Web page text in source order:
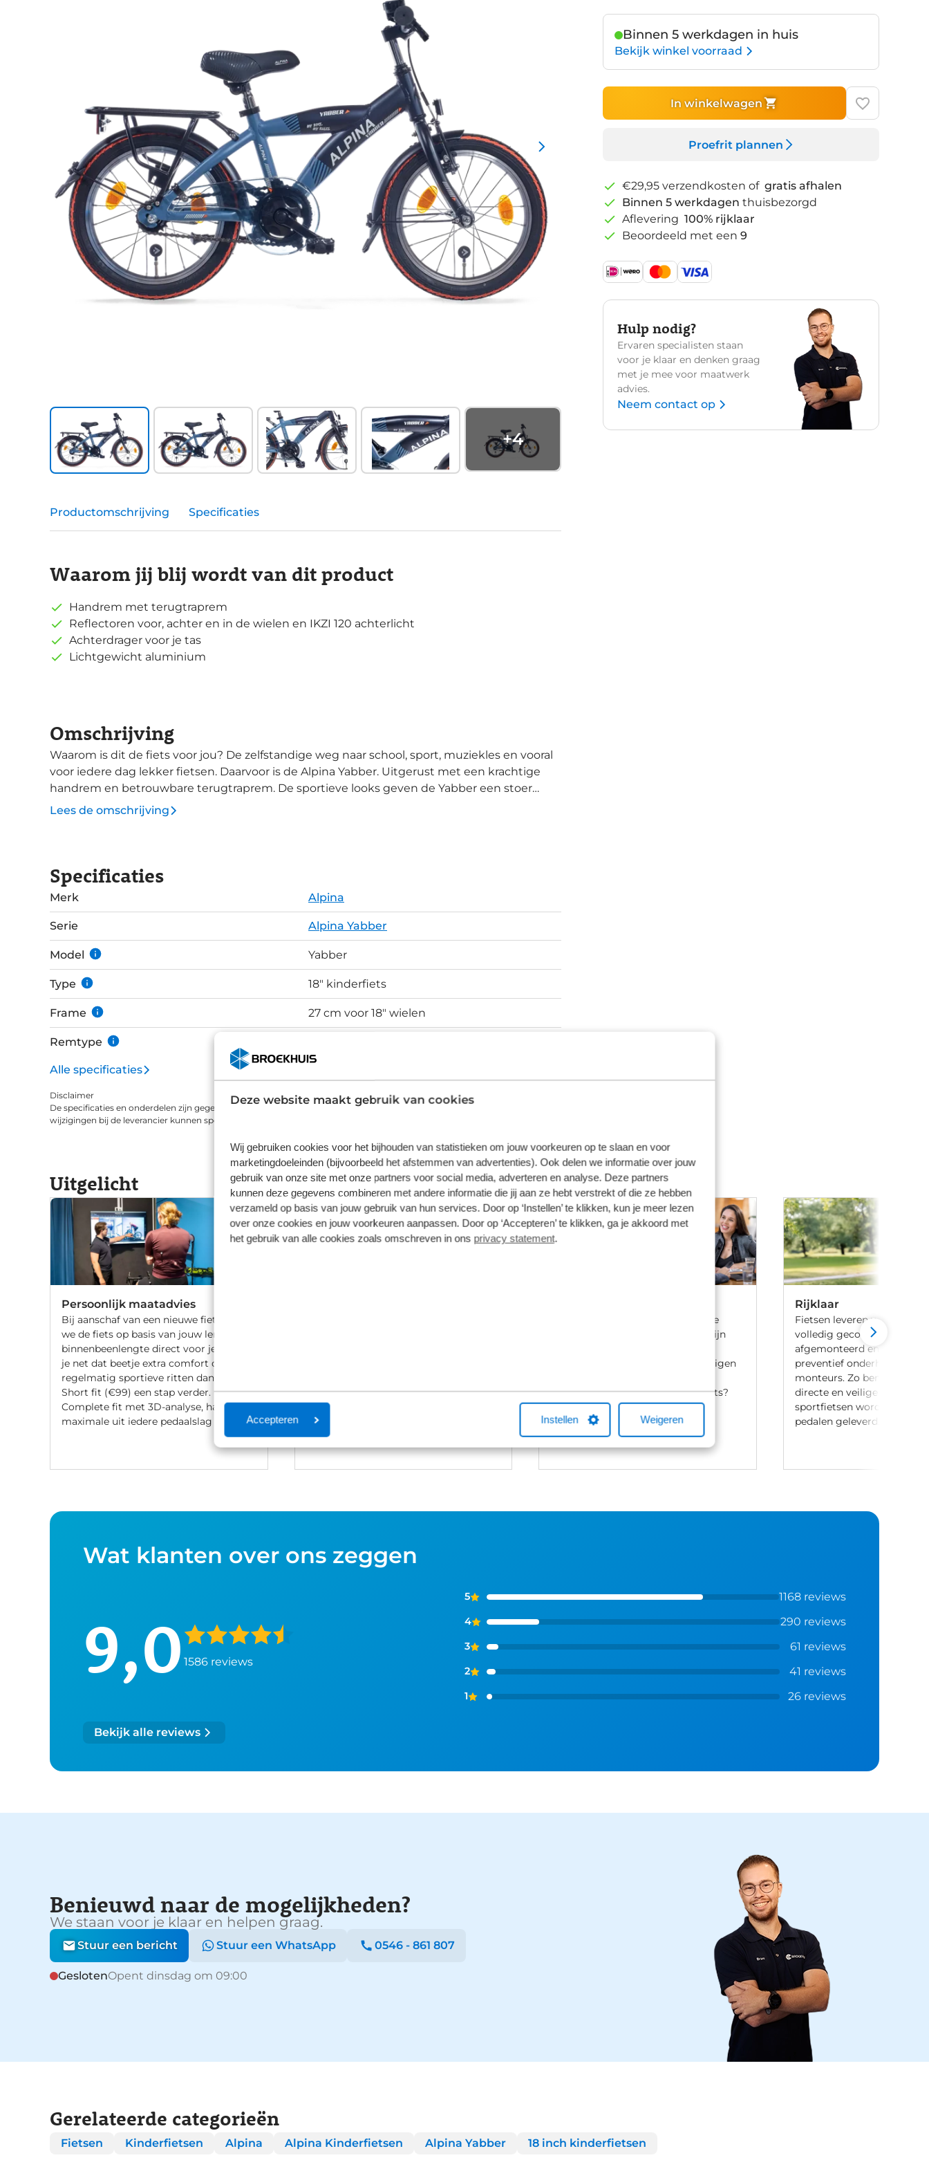
Deze website maakt gebruik van cookies
Wij gebruiken cookies voor het bijhouden van statistieken om jouw voorkeuren op te slaan en voor
marketingdoeleinden (bijvoorbeeld het afstemmen van advertenties). Ook delen we informatie over jouw
gebruik van onze site met onze partners voor social media, adverteren en analyse. Deze partners
kunnen deze gegevens combineren met andere informatie die jij aan ze hebt verstrekt of die ze hebben
verzameld op basis van jouw gebruik van hun services. Door op ‘Instellen’ te klikken, kun je meer lezen
over onze cookies en jouw voorkeuren aanpassen. Door op ‘Accepteren’ te klikken, ga je akkoord met
het gebruik van alle cookies zoals omschreven in ons privacy statement.
Accepteren Instellen Weigeren
+4
Matt
Binnen 5 werkdagen in huis
Bekijk winkel voorraad
In winkelwagen
Proefrit plannen
€29,95 verzendkosten of gratis afhalen
Binnen 5 werkdagen thuisbezorgd
Aflevering 100% rijklaar
Beoordeeld met een 9
Hulp nodig?
Ervaren specialisten staan
voor je klaar en denken graag
met je mee voor maatwerk
advies.
Neem contact op
Productomschrijving Specificaties
Waarom jij blij wordt van dit product
Handrem met terugtraprem
Reflectoren voor, achter en in de wielen en IKZI 120 achterlicht
Achterdrager voor je tas
Lichtgewicht aluminium
Omschrijving
Waarom is dit de fiets voor jou? De zelfstandige weg naar school, sport, muziekles en vooral
voor iedere dag lekker fietsen. Daarvoor is de Alpina Yabber. Uitgerust met een krachtige
handrem en betrouwbare terugtraprem. De sportieve looks geven de Yabber een stoer
uiterlijk. Op de bagagedrager is ruimte voor een school- of sporttas. Brede banden met
Lees de omschrijving
Specificaties
Merk Alpina
Serie Alpina Yabber
Model Yabber
Type 18" kinderfiets
Frame 27 cm voor 18" wielen
Remtype
Alle specificaties
Disclaimer
De specificaties en onderdelen zijn gegeven op basis van aanlevering van de leverancier. Op basis van beschikbaarheid of
wijzigingen bij de leverancier kunnen specificaties afwijken.
Uitgelicht
Persoonlijk maatadvies
Bij aanschaf van een nieuwe fiets stellen
we de fiets op basis van jouw lengte en
binnenbeenlengte direct voor je af. Wil
je net dat beetje extra comfort of fiets je
regelmatig sportieve ritten dan gaat de
Short fit (€99) een stap verder. Met een
Complete fit met 3D-analyse, haal je het
maximale uit iedere pedaalslag (€249).
aankoop bellen we je altijd om te
helpen met een fietsverzekering. Het
afsluiten hiervan is niet verplicht.
Bij Broekhuis ben je aan het goede
adres om een fiets te leasen. Wij zijn
maatschappijen en hebben onze eigen
vragen over het leasen van een fiets?
Neem gerust contact met ons op.
Rijklaar
Fietsen leveren we 100%
volledig gecontroleerd,
afgemonteerd en voorzien
preventief onderhoud door
monteurs. Zo ben je
directe en veilige ritten. Let
sportfietsen worden
pedalen geleverd.
Wat klanten over ons zeggen
9,0 1586 reviews
5 1168 reviews
4 290 reviews
3 61 reviews
2 41 reviews
1 26 reviews
Bekijk alle reviews
Benieuwd naar de mogelijkheden?
We staan voor je klaar en helpen graag.
Stuur een bericht Stuur een WhatsApp 0546 - 861 807
GeslotenOpent dinsdag om 09:00
Gerelateerde categorieën
Fietsen Kinderfietsen Alpina Alpina Kinderfietsen Alpina Yabber 18 inch kinderfietsen